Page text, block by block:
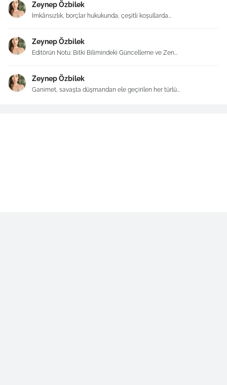
Zeynep Özbilek
İmkânsızlık, borçlar hukukunda, çeşitli koşullarda...
Zeynep Özbilek
Editörün Notu: Bitki Bilimindeki Güncelleme ve Zen...
Zeynep Özbilek
Ganimet, savaşta düşmandan ele geçirilen her türlü...